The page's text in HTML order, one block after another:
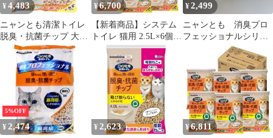
¥ 4,483
ニャンとも清潔トイレ
脱臭・抗菌チップ 大き
めの粒 2.5L 4個セッ
ト まとめ売り
¥6,700
【新着商品】システム
トイレ 猫用 2.5L×6個
大きめの粒 消臭 脱臭・
抗菌チップ ネコ砂 猫砂
(ケース販売) ニャンと
も清潔トイレ
¥2,499
ニャンとも 消臭プロ
フェッショナルシリー
ズ２点セット
5%OFF
¥ 2,474 ¥ 2,623 ¥6,811